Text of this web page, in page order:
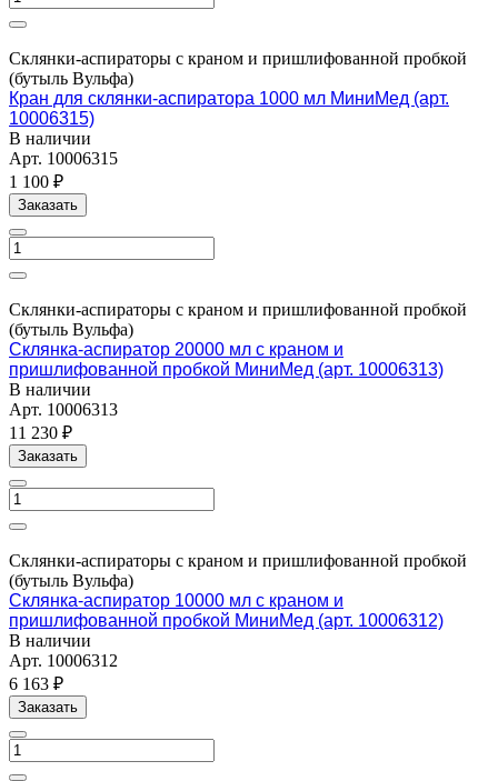
Склянки-аспираторы с краном и пришлифованной пробкой
(бутыль Вульфа)
Кран для склянки-аспиратора 1000 мл МиниМед (арт.
10006315)
В наличии
Арт. 10006315
1 100 ₽
Заказать
Склянки-аспираторы с краном и пришлифованной пробкой
(бутыль Вульфа)
Склянка-аспиратор 20000 мл с краном и
пришлифованной пробкой МиниМед (арт. 10006313)
В наличии
Арт. 10006313
11 230 ₽
Заказать
Склянки-аспираторы с краном и пришлифованной пробкой
(бутыль Вульфа)
Склянка-аспиратор 10000 мл с краном и
пришлифованной пробкой МиниМед (арт. 10006312)
В наличии
Арт. 10006312
6 163 ₽
Заказать